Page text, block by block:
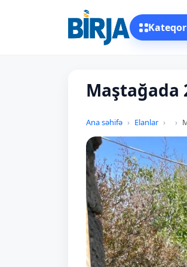
Maştağada
Ana səhifə Elanlar